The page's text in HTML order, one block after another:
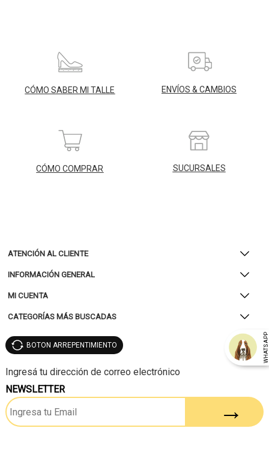
CÓMO SABER MI TALLE ENVÍOS & CAMBIOS
CÓMO COMPRAR SUCURSALES
ATENCIÓN AL CLIENTE
INFORMACIÓN GENERAL
MI CUENTA
CATEGORÍAS MÁS BUSCADAS
WHATSAPP
BOTON ARREPENTIMIENTO
NEWSLETTER